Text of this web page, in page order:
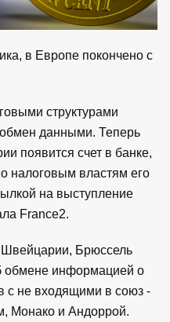
в Европе покончено с
структурами
обмен данными. Теперь
появится счет в банке,
налоговым властям его
на выступление
France2.
Брюссель
обмене информацией о
с не входящими в союз -
Монако и Андоррой.